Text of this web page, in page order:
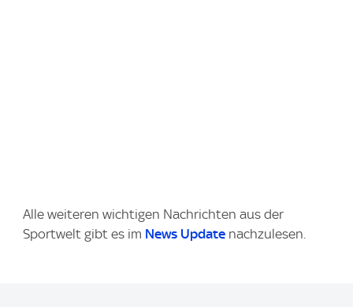
Alle weiteren wichtigen Nachrichten aus der
Sportwelt gibt es im News Update nachzulesen.